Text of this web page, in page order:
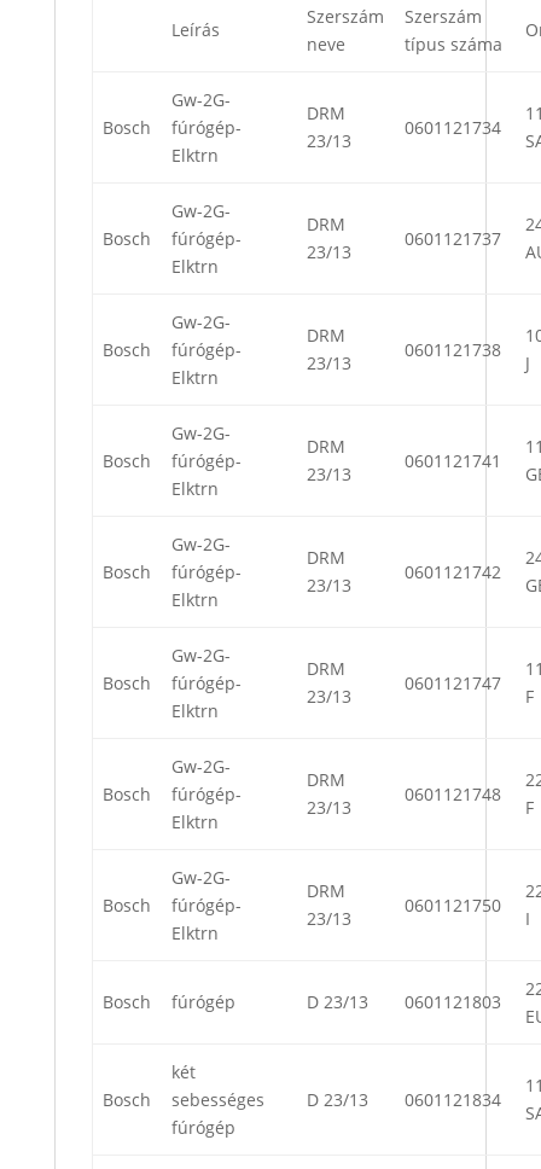
Leírás
Szerszám
neve
Szerszám
típus száma
Bosch
Gw-2G-
fúrógép-
Elktrn
DRM
23/13
0601121734
Bosch
Gw-2G-
fúrógép-
Elktrn
DRM
23/13
0601121737
Bosch
Gw-2G-
fúrógép-
Elktrn
DRM
23/13
0601121738
J
Bosch
Gw-2G-
fúrógép-
Elktrn
DRM
23/13
0601121741
Bosch
Gw-2G-
fúrógép-
Elktrn
DRM
23/13
0601121742
Bosch
Gw-2G-
fúrógép-
Elktrn
DRM
23/13
0601121747
F
Bosch
Gw-2G-
fúrógép-
Elktrn
DRM
23/13
0601121748
F
Bosch
Gw-2G-
fúrógép-
Elktrn
DRM
23/13
0601121750
I
Bosch fúrógép D 23/13 0601121803
Bosch
két
sebességes
fúrógép
D 23/13 0601121834